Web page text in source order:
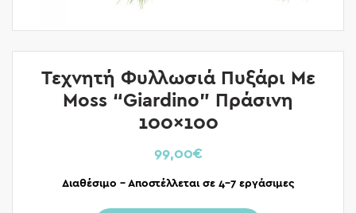
Τεχνητή Φυλλωσιά Πυξάρι Με
Moss “Giardino” Πράσινη
100×100
99,00€
Διαθέσιμο – Αποστέλλεται σε 4-7 εργάσιμες